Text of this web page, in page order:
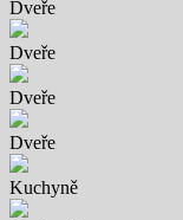
Dveře
Dveře
Dveře
Dveře
Kuchyně